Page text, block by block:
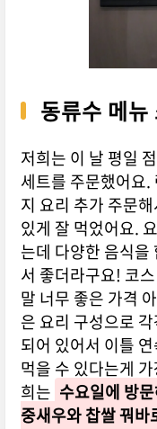
동류수 메뉴
저희는 이 날 평일
세트를 주문했어요.
지 요리 추가 주문
있게 잘 먹었어요.
는데 다양한 음식을
서 좋더라구요! 코
말 너무 좋은 가격
은 요리 구성으로
되어 있어서 이틀
먹을 수 있다는게
희는 수요일에 방
중새우와 찹쌀 꿔